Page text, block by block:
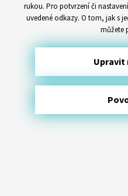
rukou. Pro potvrzení či
uvedené odkazy. O tom, jak s
můžete
Upravit